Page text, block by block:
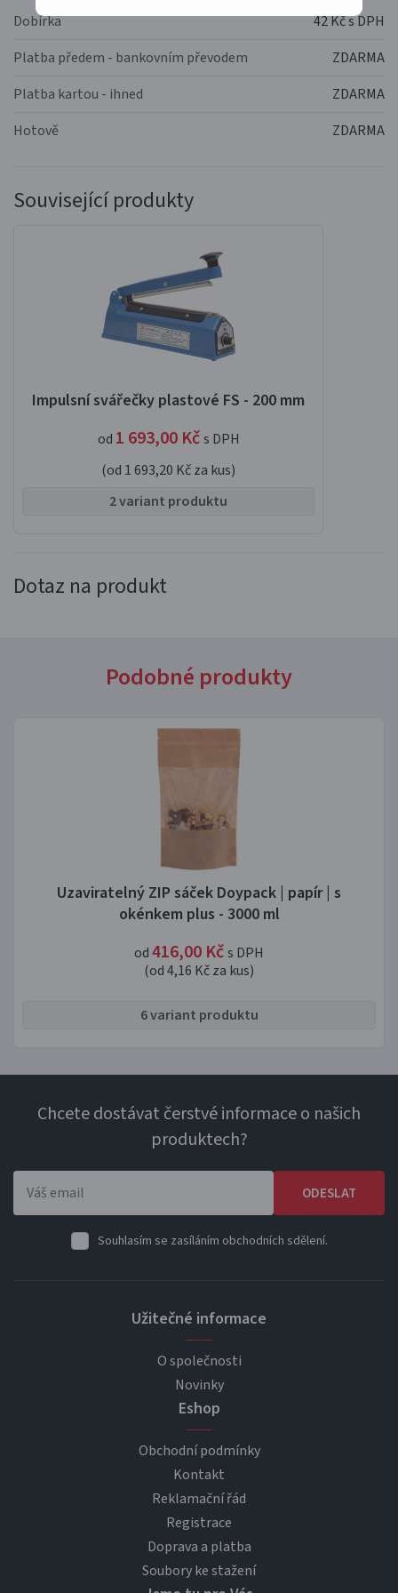
Dobírka
42 Kč s DPH
Platba předem - bankovním převodem
ZDARMA
Platba kartou - ihned
ZDARMA
Hotově
ZDARMA
Související produkty
Impulsní svářečky plastové FS - 200 mm
od 1 693,00 Kč s DPH
(od 1 693,20 Kč za kus)
2 variant produktu
Dotaz na produkt
Podobné produkty
Uzaviratelný ZIP sáček Doypack | papír | s
okénkem plus - 3000 ml
od416,00 Kčs DPH
(od 4,16 Kč za kus)
6 variant produktu
Chcete dostávat čerstvé informace o našich
produktech?
ODESLAT
Souhlasím se zasíláním obchodních sdělení.
Užitečné informace
O společnosti
Novinky
Eshop
Obchodní podmínky
Kontakt
Reklamační řád
Registrace
Doprava a platba
Soubory ke stažení